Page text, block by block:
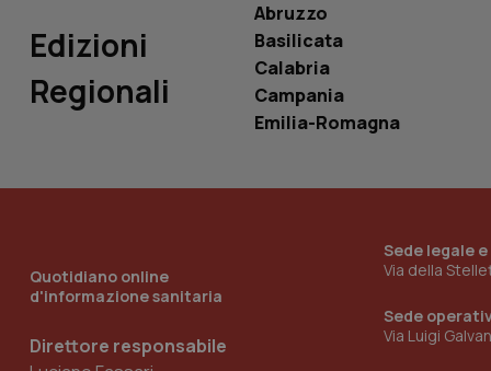
Edizioni
Regionali
Abruzzo
Basilicata
Calabria
Campania
Emilia-Romagna
Quotidiano online
d'informazione sanitaria
Direttore responsabile
Sede legale
Via della
Sede
Via Luigi